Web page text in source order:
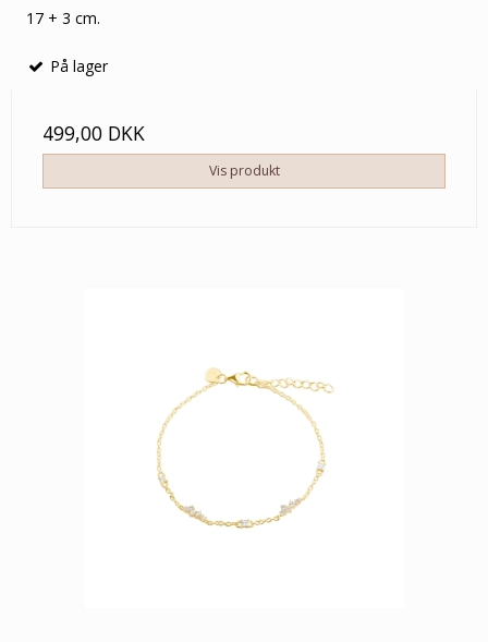
17 + 3 cm.
På lager
499,00 DKK
Vis produkt